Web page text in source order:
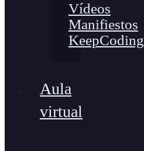
Vídeos
Manifiestos
KeepCoding
Aula
virtual